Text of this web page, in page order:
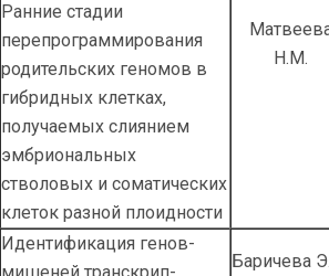
Ранние стадии
перепрограммирования
родительских геномов в
гибридных клетках,
получаемых слиянием
эмбрио­нальных
стволовых и соматических
клеток разной плоидности
Н.М.
Идентификация генов-
Баричева